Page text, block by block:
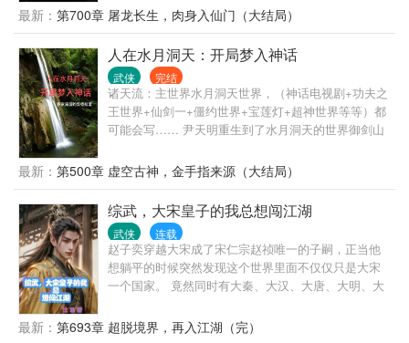
看日月当空，女皇登位； 我曾见证传鹰骑白马破碎虚
空，也曾与诸葛神侯坐而论道； 我曾品尝桃花岛少女
第一次下厨的美味，也曾看白衣龙女月夜轻舞； 我曾
和陆小凤浪荡江湖，也曾与小李探花一醉方休；
.......... 李惊蝉穿越武侠世界，得到系统长生不老，且
每日肉身自动变强，他行走在时空长河，看遍武林一
代代豪杰沉浮，蓦然回首，沧海桑田，故友不在，唯
我长存世间。
最新： 第700章 屠龙长生，肉身入仙门（大结局）
人在水月洞天：开局梦入神话
武侠 完结
诸天流：主世界水月洞天世界，（神话电视剧+功夫之
王世界+仙剑一+僵约世界+宝莲灯+超神世界等等）都
可能会写…… 尹天明重生到了水月洞天的世界御剑山
能，能够梦入大千世界。 梦中修炼在水月洞天世界也
能够享受成果，里面的知识也是有用的。 于是利用梦
中世界和现实世界的时间差，在梦中世界修炼，学
习，最终治好身上的顽疾。 同时也在改变自己心中的
意难平。 后来抢到了灵镜，发现梦中不仅仅是存在于
梦中…… 于是开始打穿诸天……
最新： 第500章 虚空古神，金手指来源（大结局）
综武，大宋皇子的我总想闯江湖
武侠 连载
赵子奕穿越大宋成了宋仁宗赵祯唯一的子嗣，正当他
想躺平的时候突然发现这个世界里面不仅仅只是大宋
一个国家。 竟然同时有大秦、大汉、大唐、大明、大
更离谱的是还有一个北离和南诀。 随后赵子奕也是慢
最新： 第693章 超脱境界，再入江湖（完）